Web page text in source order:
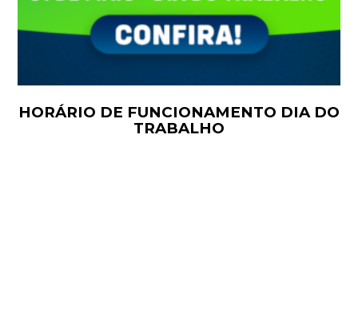
HORÁRIO DE FUNCIONAMENTO DIA DO
TRABALHO